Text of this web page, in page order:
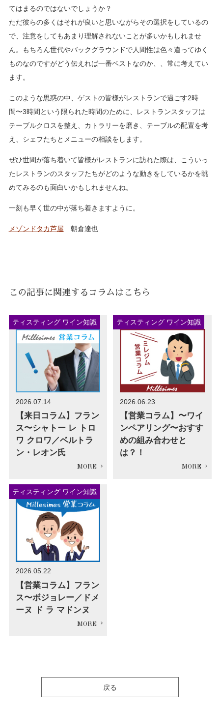
てはまるのではないでしょうか？
ただ彼らの多くはそれが良いと思いながらその選択をしているの
で、注意をしてもあまり理解されないことが多いかもしれませ
ん。もちろん世代やバックグラウンドで人間性は色々違ってゆく
ものなのですがどう伝えれば一番ベストなのか、、常に考えてい
ます。
このような思惑の中、ゲストの皆様がレストランで過ごす2時
間〜3時間という限られた時間のために、レストランスタッフは
テーブルクロスを整え、カトラリーを磨き、テーブルの配置を考
え、シェフたちとメニューの相談をします。
ぜひ世間が落ち着いて皆様がレストランに訪れた際は、こういっ
たレストランのスタッフたちがどのような動きをしているかを眺
めてみるのも面白いかもしれませんね。
一刻も早く世の中が落ち着きますように。
メゾンドタカ芦屋 朝倉達也
この記事に関連するコラムはこちら
ティスティング ワイン知識
2026.07.14
【来日コラム】フラン
ス〜シャトー レ トロ
ワ クロワ／ベルトラ
ン・レオン氏
ティスティング ワイン知識
2026.06.23
【営業コラム】〜ワイ
ンペアリング〜おすす
めの組み合わせと
は？！
ティスティング ワイン知識
2026.05.22
【営業コラム】フラン
ス〜ボジョレー／ドメ
ーヌ ド ラ マドンヌ
戻る